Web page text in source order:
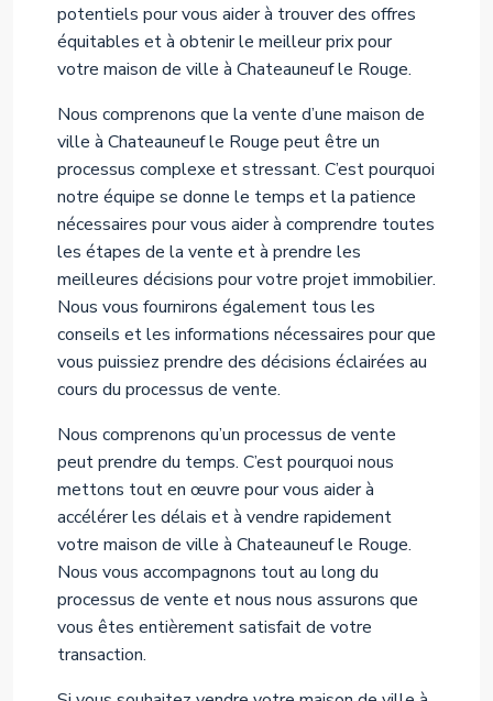
potentiels pour vous aider à trouver des offres
équitables et à obtenir le meilleur prix pour
votre maison de ville à Chateauneuf le Rouge.
Nous comprenons que la vente d’une maison de
ville à Chateauneuf le Rouge peut être un
processus complexe et stressant. C’est pourquoi
notre équipe se donne le temps et la patience
nécessaires pour vous aider à comprendre toutes
les étapes de la vente et à prendre les
meilleures décisions pour votre projet immobilier.
Nous vous fournirons également tous les
conseils et les informations nécessaires pour que
vous puissiez prendre des décisions éclairées au
cours du processus de vente.
Nous comprenons qu’un processus de vente
peut prendre du temps. C’est pourquoi nous
mettons tout en œuvre pour vous aider à
accélérer les délais et à vendre rapidement
votre maison de ville à Chateauneuf le Rouge.
Nous vous accompagnons tout au long du
processus de vente et nous nous assurons que
vous êtes entièrement satisfait de votre
transaction.